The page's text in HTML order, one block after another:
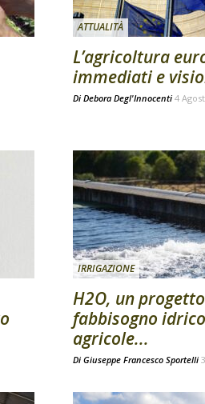
ATTUALITÀ
L’agricoltura
immediati e
Di Debora Degl'Innocenti 4
IRRIGAZIONE
H2O, un
fabbisogno
agricole...
Di Giuseppe Francesco Sportelli